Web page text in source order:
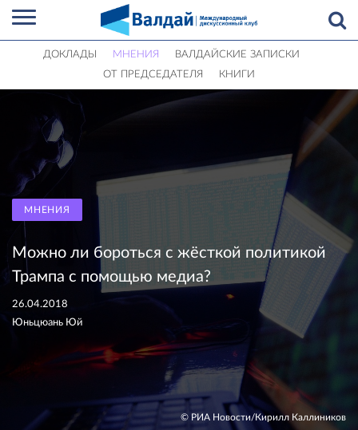
ДОКЛАДЫ МНЕНИЯ
ВАЛДАЙСКИЕ ЗАПИСКИ
ОТ ПРЕДСЕДАТЕЛЯ
КНИГИ
МНЕНИЯ
Можно ли бороться с жёсткой политикой
Трампа с помощью медиа?
26.04.2018
Юньцюань Юй
© РИА Новости/Кирилл Каллиников